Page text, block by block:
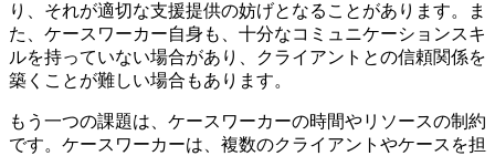
り、それが適切な支援提供の妨げとなることがあります。ま
た、ケースワーカー自身も、十分なコミュニケーションスキ
ルを持っていない場合があり、クライアントとの信頼関係を
築くことが難しい場合もあります。
もう一つの課題は、ケースワーカーの時間やリソースの制約
です。ケースワーカーは、複数のクライアントやケースを担